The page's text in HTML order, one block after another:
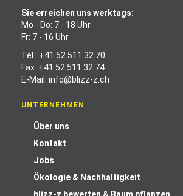
Sie erreichen uns werktags:
Mo - Do: 7 - 18 Uhr
Fr: 7 - 16 Uhr
Tel.: +41 52 511 32 70
Fax: +41 52 511 32 74
E-Mail: info@blizz-z.ch
UNTERNEHMEN
Über uns
Kontakt
Jobs
Ökologie & Nachhaltigkeit